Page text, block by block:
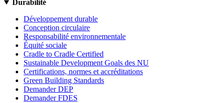
Durabilité
Développement durable
Conception circulaire
Responsabilité environnementale
Équité sociale
Cradle to Cradle Certified
Sustainable Development Goals des NU
Certifications, normes et accréditations
Green Building Standards
Demander DEP
Demander FDES